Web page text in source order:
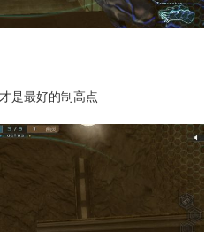
是最好的制高点